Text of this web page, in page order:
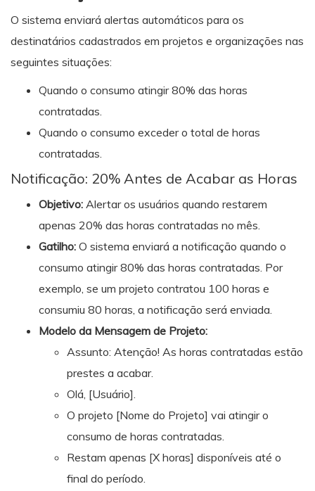
O sistema enviará alertas automáticos para os
destinatários cadastrados em projetos e organizações nas
seguintes situações:
Quando o consumo atingir 80% das horas
contratadas.
Quando o consumo exceder o total de horas
contratadas.
Notificação: 20% Antes de Acabar as Horas
Objetivo: Alertar os usuários quando restarem
apenas 20% das horas contratadas no mês.
Gatilho: O sistema enviará a notificação quando o
consumo atingir 80% das horas contratadas. Por
exemplo, se um projeto contratou 100 horas e
consumiu 80 horas, a notificação será enviada.
Modelo da Mensagem de Projeto:
Assunto: Atenção! As horas contratadas estão
prestes a acabar.
Olá, [Usuário].
O projeto [Nome do Projeto] vai atingir o
consumo de horas contratadas.
Restam apenas [X horas] disponíveis até o
final do período.